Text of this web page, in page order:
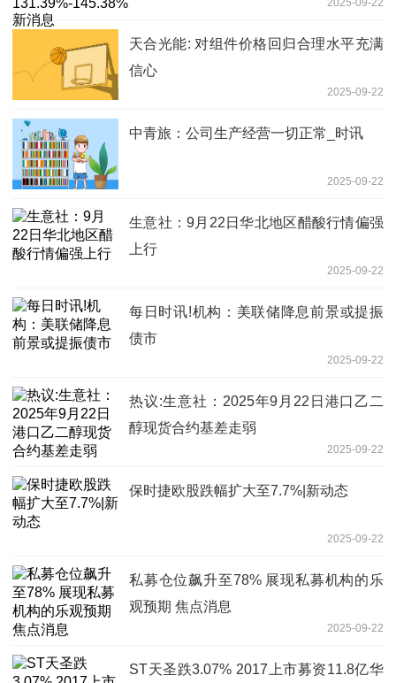
天合光能: 对组件价格回归合理水平充满
信心
2025-09-22
中青旅：公司生产经营一切正常_时讯
2025-09-22
生意社：9月22日华北地区醋酸行情偏强
上行
2025-09-22
每日时讯!机构：美联储降息前景或提振
债市
2025-09-22
热议:生意社：2025年9月22日港口乙二
醇现货合约基差走弱
2025-09-22
保时捷欧股跌幅扩大至7.7%|新动态
2025-09-22
私募仓位飙升至78% 展现私募机构的乐
观预期 焦点消息
2025-09-22
ST天圣跌3.07% 2017上市募资11.8亿华